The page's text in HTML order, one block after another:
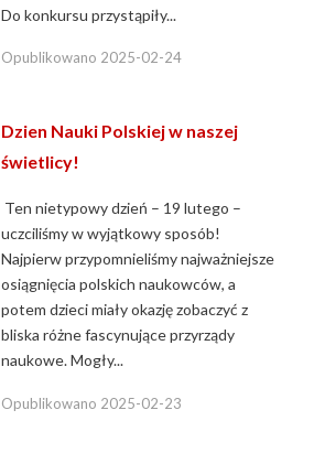
Do konkursu przystąpiły...
Opublikowano 2025-02-24
Dzien Nauki Polskiej w naszej
świetlicy!
Ten nietypowy dzień – 19 lutego –
uczciliśmy w wyjątkowy sposób!
Najpierw przypomnieliśmy najważniejsze
osiągnięcia polskich naukowców, a
potem dzieci miały okazję zobaczyć z
bliska różne fascynujące przyrządy
naukowe. Mogły...
Opublikowano 2025-02-23